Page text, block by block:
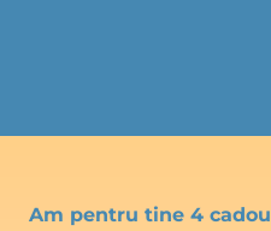
Am pentru tine 4